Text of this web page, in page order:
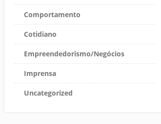
Comportamento
Cotidiano
Empreendedorismo/Negócios
Imprensa
Uncategorized